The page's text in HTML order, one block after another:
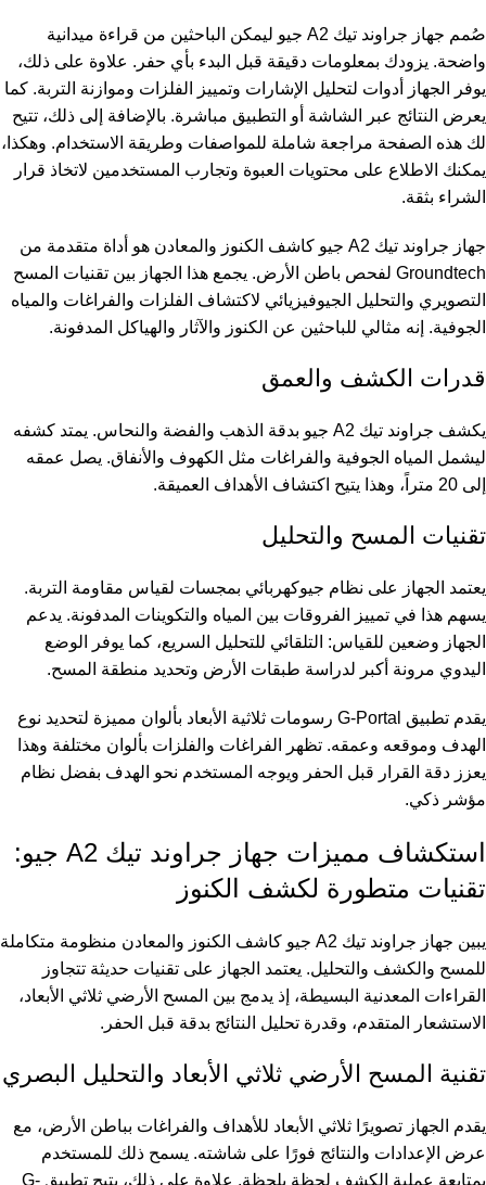
صُمم جهاز جراوند تيك A2 جيو ليمكن الباحثين من قراءة ميدانية
واضحة. يزودك بمعلومات دقيقة قبل البدء بأي حفر. علاوة على ذلك،
يوفر الجهاز أدوات لتحليل الإشارات وتمييز الفلزات وموازنة التربة. كما
يعرض النتائج عبر الشاشة أو التطبيق مباشرة. بالإضافة إلى ذلك، تتيح
لك هذه الصفحة مراجعة شاملة للمواصفات وطريقة الاستخدام. وهكذا،
يمكنك الاطلاع على محتويات العبوة وتجارب المستخدمين لاتخاذ قرار
الشراء بثقة.
جهاز جراوند تيك A2 جيو كاشف الكنوز والمعادن هو أداة متقدمة من
Groundtech لفحص باطن الأرض. يجمع هذا الجهاز بين تقنيات المسح
التصويري والتحليل الجيوفيزيائي لاكتشاف الفلزات والفراغات والمياه
الجوفية. إنه مثالي للباحثين عن الكنوز والآثار والهياكل المدفونة.
قدرات الكشف والعمق
يكشف جراوند تيك A2 جيو بدقة الذهب والفضة والنحاس. يمتد كشفه
ليشمل المياه الجوفية والفراغات مثل الكهوف والأنفاق. يصل عمقه
إلى 20 متراً، وهذا يتيح اكتشاف الأهداف العميقة.
تقنيات المسح والتحليل
يعتمد الجهاز على نظام جيوكهربائي بمجسات لقياس مقاومة التربة.
يسهم هذا في تمييز الفروقات بين المياه والتكوينات المدفونة. يدعم
الجهاز وضعين للقياس: التلقائي للتحليل السريع، كما يوفر الوضع
اليدوي مرونة أكبر لدراسة طبقات الأرض وتحديد منطقة المسح.
يقدم تطبيق G-Portal رسومات ثلاثية الأبعاد بألوان مميزة لتحديد نوع
الهدف وموقعه وعمقه. تظهر الفراغات والفلزات بألوان مختلفة وهذا
يعزز دقة القرار قبل الحفر ويوجه المستخدم نحو الهدف بفضل نظام
مؤشر ذكي.
استكشاف مميزات جهاز جراوند تيك A2 جيو:
تقنيات متطورة لكشف الكنوز
يبين جهاز جراوند تيك A2 جيو كاشف الكنوز والمعادن منظومة متكاملة
للمسح والكشف والتحليل. يعتمد الجهاز على تقنيات حديثة تتجاوز
القراءات المعدنية البسيطة، إذ يدمج بين المسح الأرضي ثلاثي الأبعاد،
الاستشعار المتقدم، وقدرة تحليل النتائج بدقة قبل الحفر.
تقنية المسح الأرضي ثلاثي الأبعاد والتحليل البصري
يقدم الجهاز تصويرًا ثلاثي الأبعاد للأهداف والفراغات بباطن الأرض، مع
عرض الإعدادات والنتائج فورًا على شاشته. يسمح ذلك للمستخدم
بمتابعة عملية الكشف لحظة بلحظة. علاوة على ذلك، يتيح تطبيق G-